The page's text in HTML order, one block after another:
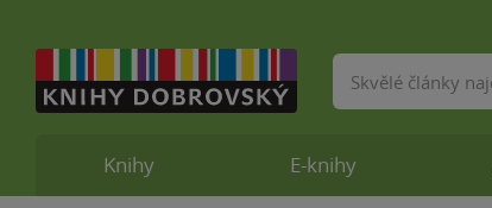
Knihy E-knihy
Vyhledávání